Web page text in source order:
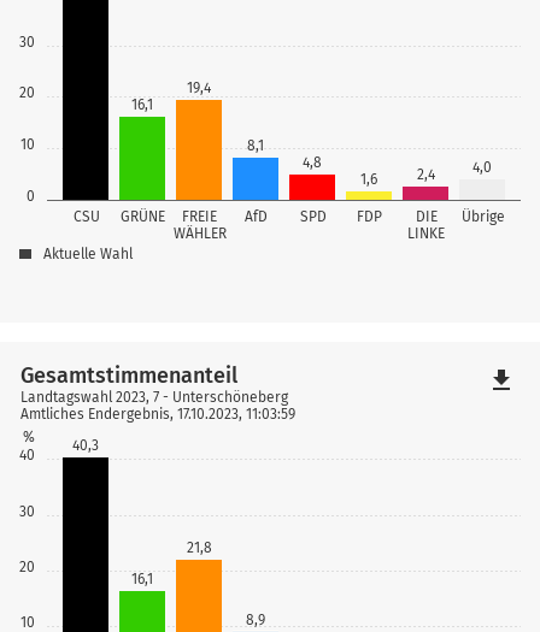
0
10
20
30
CSU GRÜNE
FREIE
WÄHLER
AfD SPD FDP
DIE
LINKE
Übrige
16,1
19,4
8,1
4,8
1,6
2,4 4,0
Aktuelle Wahl
10
20
30
40
%
40,3
16,1
21,8
8,9
Gesamtstimmenanteil
Landtagswahl 2023, 7 - Unterschöneberg
Amtliches Endergebnis, 17.10.2023, 11:03:59
file_download